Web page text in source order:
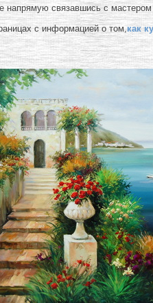
напрямую связавшись с
с информацией о том,как